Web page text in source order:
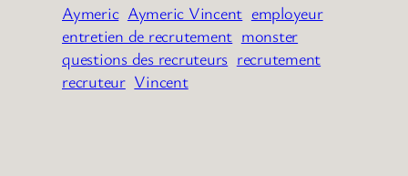
Aymeric Aymeric Vincent employeur
entretien de recrutement monster
questions des recruteurs recrutement
recruteur Vincent